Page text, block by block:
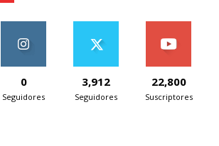
0
Seguidores
3,912
Seguidores
22,800
Suscriptores